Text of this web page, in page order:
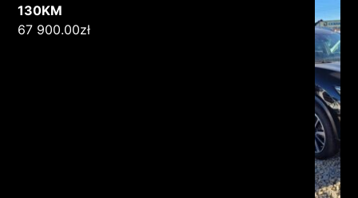
130KM
67 900.00zł